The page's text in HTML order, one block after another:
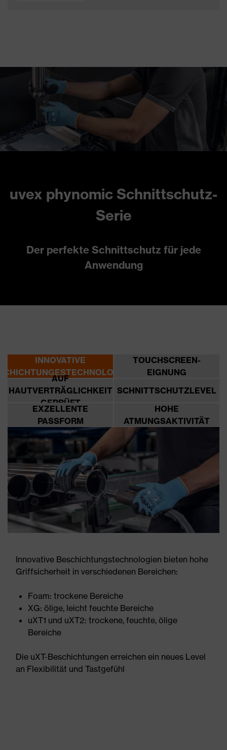
uvex phynomic Schnittschutz-
Serie
Der perfekte Schnittschutz für jede
Anwendung
INNOVATIVE
TOUCHSCREEN-
EIGNUNG
AUF
HAUTVERTRÄGLICHKEIT
GEPRÜFT
SCHNITTSCHUTZLEVEL
EXZELLENTE
PASSFORM
HOHE
ATMUNGSAKTIVITÄT
Innovative Beschichtungstechnologien bieten hohe
Griffsicherheit in verschiedenen Bereichen:
Foam: trockene Bereiche
XG: ölige, leicht feuchte Bereiche
uXT1 und uXT2: trockene, feuchte, ölige
Bereiche
Die uXT-Beschichtungen erreichen ein neues Level
an Flexibilität und Tastgefühl